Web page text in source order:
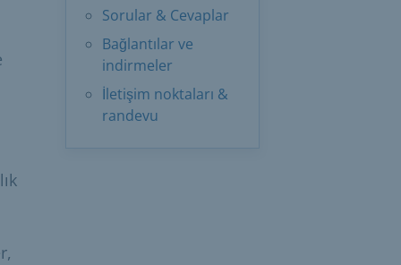
Sorular & Cevaplar
Bağlantılar ve
indirmeler
İletişim noktaları &
randevu